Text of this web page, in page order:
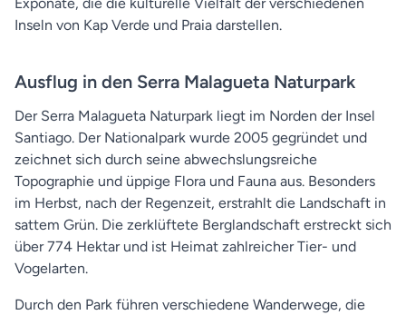
Inseln von Kap Verde und Praia darstellen.
Ausflug in den Serra Malagueta Naturpark
Der Serra Malagueta Naturpark liegt im Norden der Insel
Santiago. Der Nationalpark wurde 2005 gegründet und
zeichnet sich durch seine abwechslungsreiche
Topographie und üppige Flora und Fauna aus. Besonders
im Herbst, nach der Regenzeit, erstrahlt die Landschaft in
sattem Grün. Die zerklüftete Berglandschaft erstreckt sich
über 774 Hektar und ist Heimat zahlreicher Tier- und
Vogelarten.
Durch den Park führen verschiedene Wanderwege, die